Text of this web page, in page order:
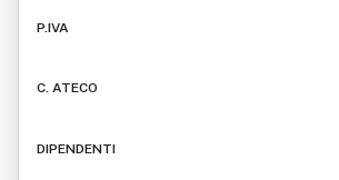
P.IVA
C. ATECO
DIPENDENTI